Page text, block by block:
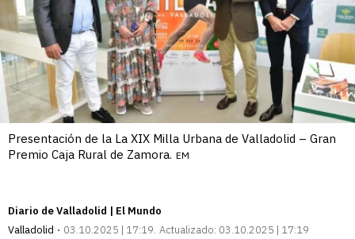
Presentación de la La XIX Milla Urbana de Valladolid – Gran
Premio Caja Rural de Zamora. EM
Diario de Valladolid | El Mundo
Valladolid
03.10.2025 | 17:19 Actualizado: 03.10.2025 | 17:19